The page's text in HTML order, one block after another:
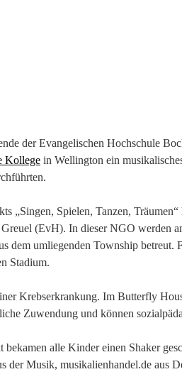
der Evangelischen Hochschule
Kollege in Wellington ein
„Singen, Spielen, Tanzen,
(EvH). In dieser NGO werden
dem umliegenden Township betreut.
Stadium.
Krebserkrankung. Im Butterfly
Zuwendung und können
alle Kinder einen Shaker
der Musik, musikalienhandel.de aus